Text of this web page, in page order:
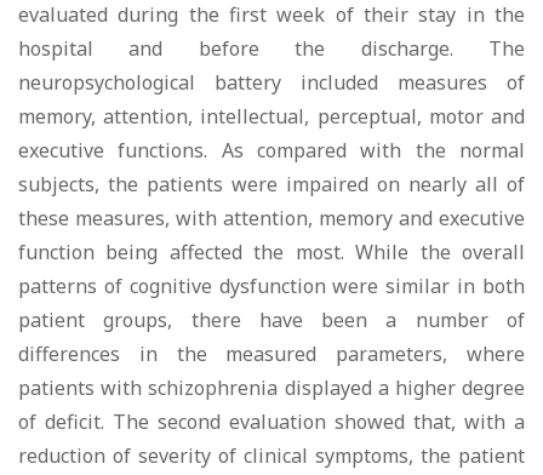
evaluated during the first week of their stay in the
hospital and before the discharge. The
neuropsychological battery included measures of
memory, attention, intellectual, perceptual, motor and
executive functions. As compared with the normal
subjects, the patients were impaired on nearly all of
these measures, with attention, memory and executive
function being affected the most. While the overall
patterns of cognitive dysfunction were similar in both
patient groups, there have been a number of
differences in the measured parameters, where
patients with schizophrenia displayed a higher degree
of deficit. The second evaluation showed that, with a
reduction of severity of clinical symptoms, the patient